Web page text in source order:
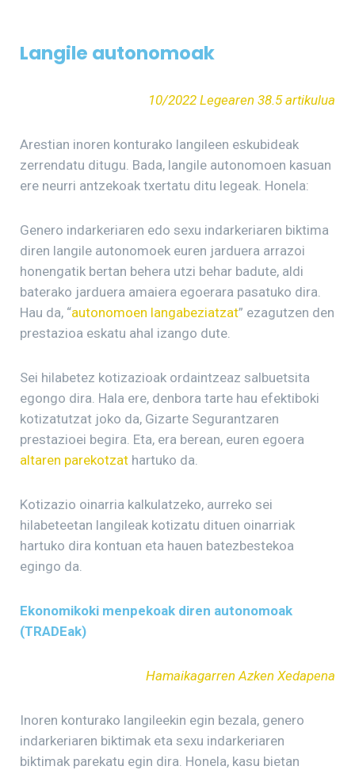
Langile autonomoak
10/2022 Legearen 38.5 artikulua
Arestian inoren konturako langileen eskubideak
zerrendatu ditugu. Bada, langile autonomoen kasuan
ere neurri antzekoak txertatu ditu legeak. Honela:
Genero indarkeriaren edo sexu indarkeriaren biktima
diren langile autonomoek euren jarduera arrazoi
honengatik bertan behera utzi behar badute, aldi
baterako jarduera amaiera egoerara pasatuko dira.
Hau da, “autonomoen langabeziatzat” ezagutzen den
prestazioa eskatu ahal izango dute.
Sei hilabetez kotizazioak ordaintzeaz salbuetsita
egongo dira. Hala ere, denbora tarte hau efektiboki
kotizatutzat joko da, Gizarte Segurantzaren
prestazioei begira. Eta, era berean, euren egoera
altaren parekotzat hartuko da.
Kotizazio oinarria kalkulatzeko, aurreko sei
hilabeteetan langileak kotizatu dituen oinarriak
hartuko dira kontuan eta hauen batezbestekoa
egingo da.
Ekonomikoki menpekoak diren autonomoak
(TRADEak)
Hamaikagarren Azken Xedapena
Inoren konturako langileekin egin bezala, genero
indarkeriaren biktimak eta sexu indarkeriaren
biktimak parekatu egin dira. Honela, kasu bietan